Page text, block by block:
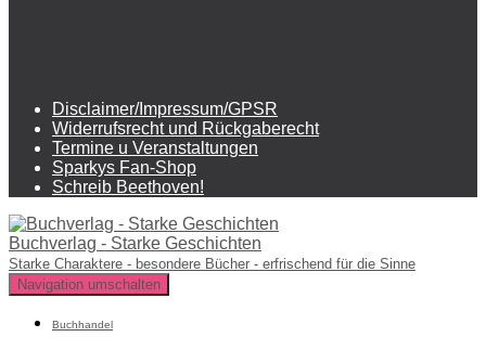
Disclaimer/Impressum/GPSR
Widerrufsrecht und Rückgaberecht
Termine u Veranstaltungen
Sparkys Fan-Shop
Schreib Beethoven!
Buchverlag - Starke Geschichten
Starke Charaktere - besondere Bücher - erfrischend für die Sinne
Navigation umschalten
Buchhandel